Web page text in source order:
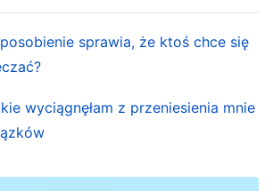
a do wszystkiego podchodziłem
Choć widziałem, że trzeba
inni nie mogli już tego znieść i
mi ogarnąć dom. Nie
czas jedzenia, które przysłał
sprawia, że ktoś chce się
wyciągnęłam z przeniesienia mnie